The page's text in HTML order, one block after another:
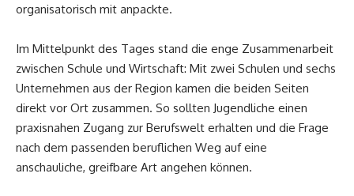
organisatorisch mit anpackte.
Im Mittelpunkt des Tages stand die enge Zusammenarbeit
zwischen Schule und Wirtschaft: Mit zwei Schulen und sechs
Unternehmen aus der Region kamen die beiden Seiten
direkt vor Ort zusammen. So sollten Jugendliche einen
praxisnahen Zugang zur Berufswelt erhalten und die Frage
nach dem passenden beruflichen Weg auf eine
anschauliche, greifbare Art angehen können.